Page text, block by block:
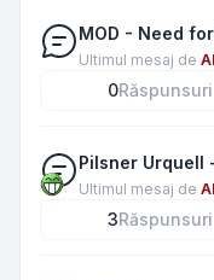
MOD - Need
Ultimul mesaj de
0Răspunsuri
Pilsner Urquell
Ultimul mesaj de
3Răspunsuri